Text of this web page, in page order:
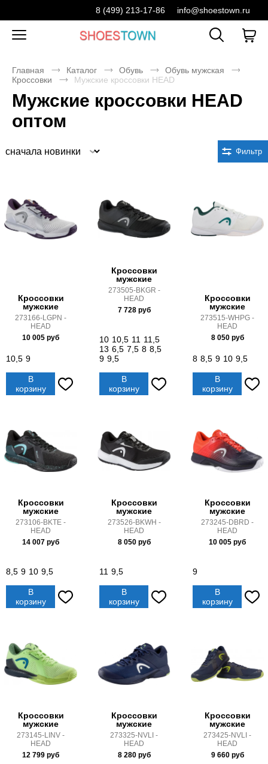
8 (499) 213-17-86 info@shoestown.ru
Главная Каталог Обувь
Обувь мужская
Кроссовки
Мужские кроссовки HEAD
Мужские кроссовки HEAD
оптом
Фильтр
Кроссовки
мужские
273166-LGPN -
HEAD
10 005 руб
10,5 9
В
корзину
Кроссовки
мужские
273505-BKGR -
HEAD
7 728руб
10 10,5 11 11,5
13 6,5 7,5 8 8,5
9 9,5
В
корзину
Кроссовки
мужские
273515-WHPG -
HEAD
8 050руб
8 8,5 9 10 9,5
В
корзину
Кроссовки
мужские
273106-BKTE -
HEAD
14 007 руб
8,5 9 10 9,5
В
корзину
Кроссовки
мужские
273526-BKWH -
HEAD
8 050руб
11 9,5
В
корзину
Кроссовки
мужские
273245-DBRD -
HEAD
10 005 руб
9
В
корзину
Кроссовки
мужские
273145-LINV -
HEAD
12 799 руб
Кроссовки
мужские
273325-NVLI -
HEAD
8 280руб
Кроссовки
мужские
273425-NVLI -
HEAD
9 660руб